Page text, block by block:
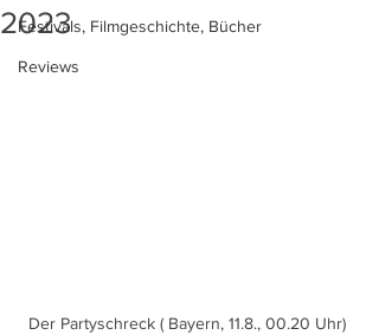
Festivals, Filmgeschichte, Bücher
Reviews
2023
Der Partyschreck ( Bayern, 11.8., 00.20 Uhr)